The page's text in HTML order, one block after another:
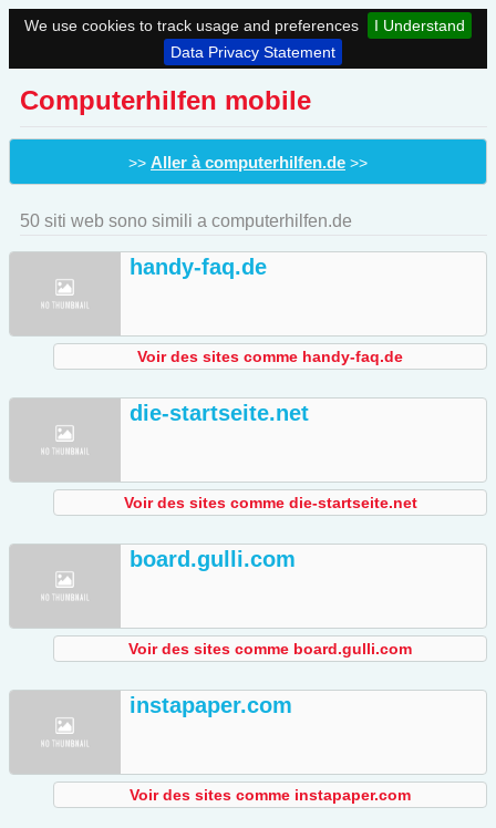
We use cookies to track usage and preferences
I Understand
Data Privacy Statement
Computerhilfen mobile
>> Aller à computerhilfen.de >>
50 siti web sono simili a computerhilfen.de
handy-faq.de
Voir des sites comme handy-faq.de
die-startseite.net
Voir des sites comme die-startseite.net
board.gulli.com
Voir des sites comme board.gulli.com
instapaper.com
Voir des sites comme instapaper.com